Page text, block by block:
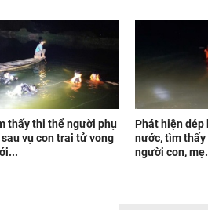
thấy thi thể người phụ
vụ con trai tử vong
Phát hiện dép
nước, tìm
người con,